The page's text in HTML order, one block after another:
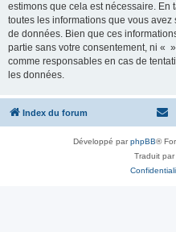
estimons que cela est nécessaire. En
toutes les informations que vous
de données. Bien que ces
partie sans votre consentement, ni «
comme responsables en cas de
les données.
Index du forum
Développé parphpBB®
Traduit par